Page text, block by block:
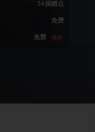
36捐赠点
免费
免费 推荐